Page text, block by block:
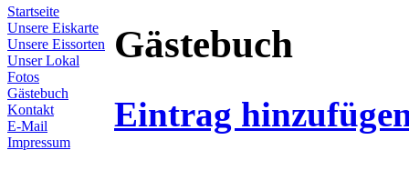
Startseite
Unsere Eiskarte
Unsere Eissorten
Unser Lokal
Fotos
Gästebuch
Kontakt
E-Mail
Impressum
Gästebuch
Eintrag